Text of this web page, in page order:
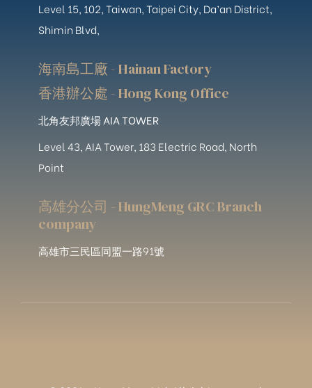
Level 15, 102, Taiwan, Taipei City, Da’an District,
Shimin Blvd,
海南島工廠 - Hainan Factory
香港辦公處 - Hong Kong Office
北角友邦廣場 AIA TOWER
Level 43, AIA Tower, 183 Electric Road, North
Point
高雄分公司 - HungMeng GRC Branch
company
高雄市三民區同盟一路91號